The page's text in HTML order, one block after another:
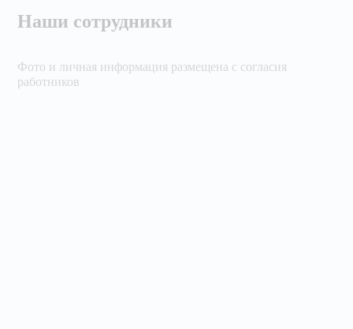
Наши сотрудники
Фото и личная информация размещена с согласия
работников